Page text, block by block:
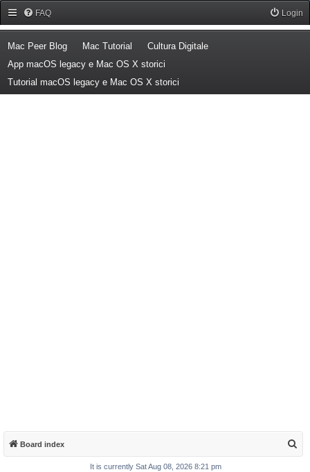
FAQ Login
Mac Peer Blog(Opens a new tab)
Mac Tutorial (Opens a new tab)
Cultura Digitale(Opens a new tab)
App macOS legacy e Mac OS X storici
Tutorial macOS legacy e Mac OS X storici
Board index
It is currently Sat Aug 08, 2026 8:21 pm